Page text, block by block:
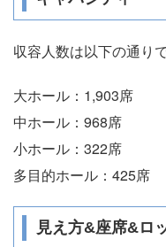
収容人数は以下の通りで
大ホール：1,903席
中ホール：968席
小ホール：322席
多目的ホール：425席
見え方&座席&ロ